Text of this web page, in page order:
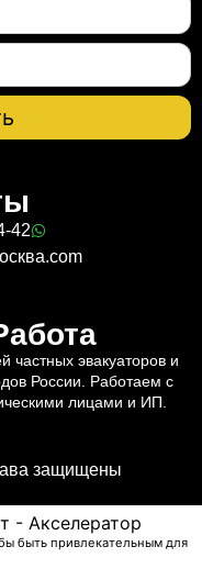
42
частных эвакуаторов и
России. Работаем с
лицами и ИП.
защищены
- Акселератор
быть привлекательным для